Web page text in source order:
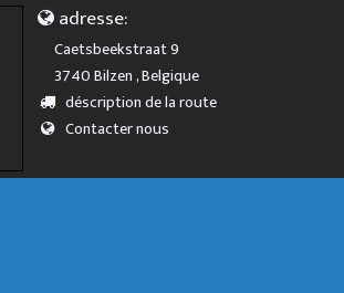
adresse:
Caetsbeekstraat 9
3740 Bilzen , Belgique
déscription de la route
Contacter nous